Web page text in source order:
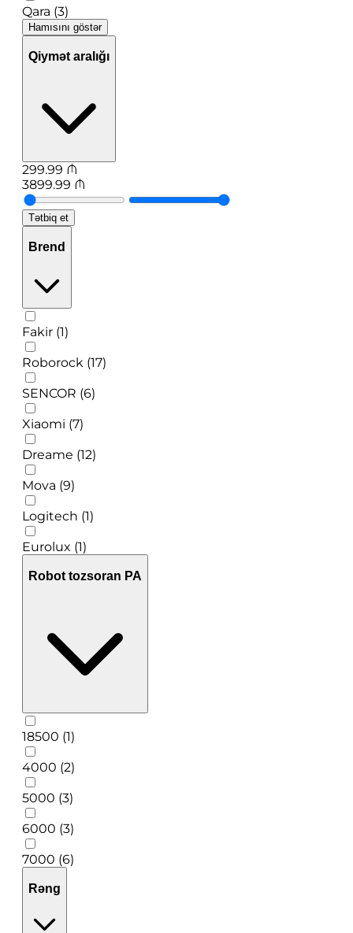
Qara (3)
Hamısını göstər
Qiymət aralığı
299.99 ₼
3899.99 ₼
Tətbiq et
Brend
Fakir (1)
Roborock (17)
SENCOR (6)
Xiaomi (7)
Dreame (12)
Mova (9)
Logitech (1)
Eurolux (1)
Robot tozsoran PA
18500 (1)
4000 (2)
5000 (3)
6000 (3)
7000 (6)
Rəng